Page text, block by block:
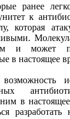
ранее
к
которая
и может
в настоящее
в
разработать